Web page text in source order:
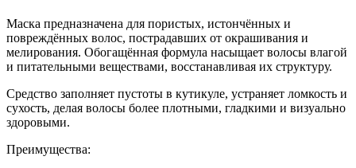
Маска предназначена для пористых, истончённых и
повреждённых волос, пострадавших от окрашивания и
мелирования. Обогащённая формула насыщает волосы влагой
и питательными веществами, восстанавливая их структуру.
Средство заполняет пустоты в кутикуле, устраняет ломкость и
сухость, делая волосы более плотными, гладкими и визуально
здоровыми.
Преимущества: